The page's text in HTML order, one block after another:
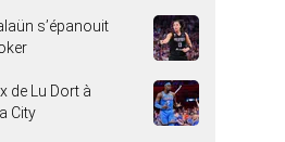
s’épanouit
de Lu Dort à
City